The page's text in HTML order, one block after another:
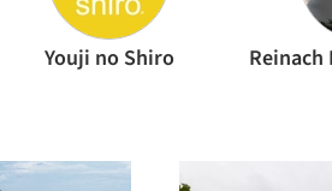
Youji no Shiro